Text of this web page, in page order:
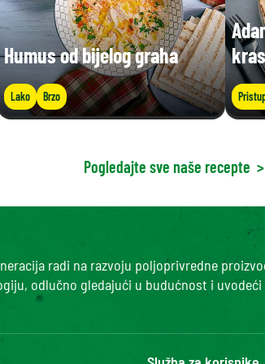
Humus od bijelog graha
Lako Brzo
Pogledajte sve naše recepte >
radi na razvoju poljoprivredne
odlučno gledajući u budućnost i